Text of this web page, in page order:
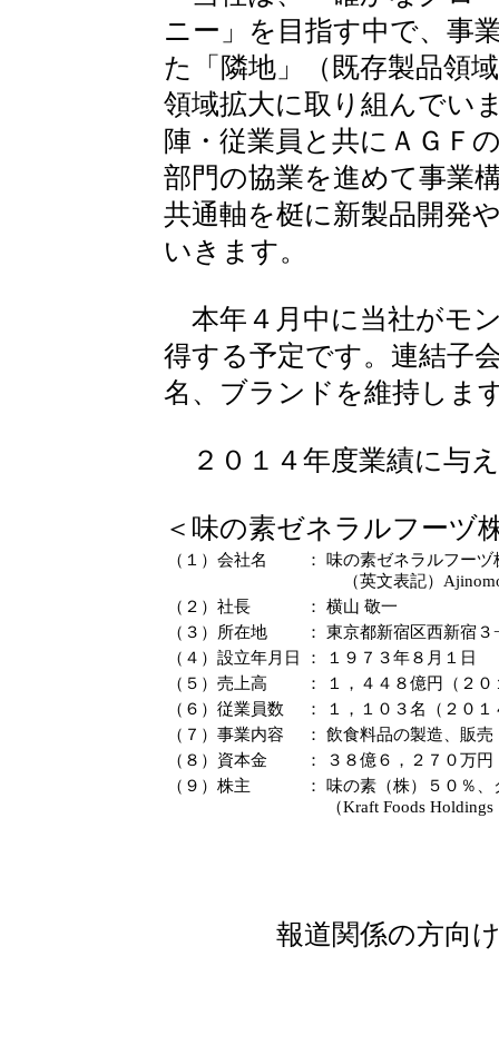
ニー」を目指す中で、事
た「隣地」（既存製品領
領域拡大に取り組んでい
陣・従業員と共にＡＧＦ
部門の協業を進めて事業
共通軸を梃に新製品開発
いきます。
本年４月中に当社がモ
得する予定です。連結子
名、ブランドを維持しま
２０１４年度業績に与
＜味の素ゼネラルフーヅ
（１）会社名 ：
味の素ゼネラルフーヅ
（英文表記）
（２）社長
：
横山 敬一
（３）所在地
：
東京都新宿区西新宿
（４）設立年月日
：
１９７３年８月１日
（５）売上高
：
１，４４８億円（２
（６）従業員数
：
１，１０３名（２０
（７）事業内容
：
飲食料品の製造、販売
（８）資本金
：
３８億６，２７０万円
（９）株主
：
味の素（株）５０％
（Kraft Foods Holdings
報道関係の方向